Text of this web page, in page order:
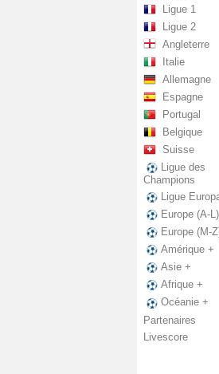
Ligue 1
Ligue 2
Angleterre
Italie
Allemagne
Espagne
Portugal
Belgique
Suisse
Ligue des
Champions
Ligue
Europe (A-
Europe (M-
Amérique +
Asie +
Afrique +
Océanie +
Partenaires
Livescore